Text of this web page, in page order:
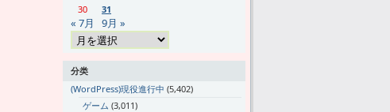
30
31
« 7月 9月 »
分类
(WordPress)現役進行中 (5,402)
ゲーム (3,011)